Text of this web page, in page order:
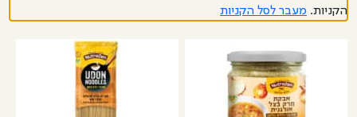
הקניות. מעבר לסל הקניות